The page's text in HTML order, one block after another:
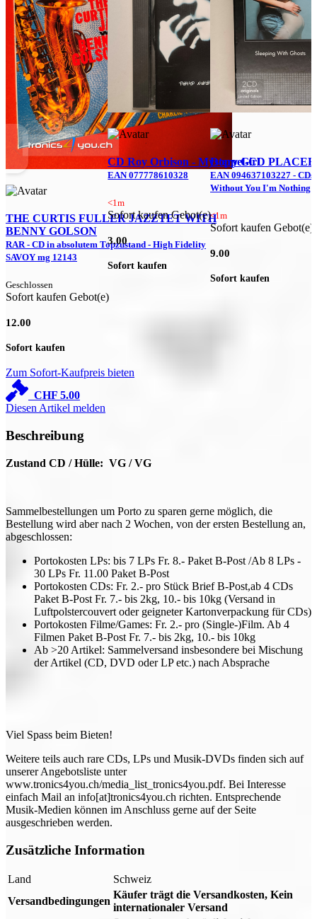
THE CURTIS FULLER JAZZTET WITH
BENNY GOLSON
RAR - CD in absolutem Topzustand - High Fidelity
SAVOY mg 12143
Geschlossen
Sofort kaufen Gebot(e)
12.00
Sofort kaufen
CD Roy Orbison - Mystery Girl
EAN 077778610328
<1m
Sofort kaufen Gebot(e)
3.00
Sofort kaufen
Doppel-CD
EAN 094637103227 -
Without You I'm Nothing
<1m
Sofort kaufen Gebot(e)
9.00
Sofort kaufen
Zum Sofort-Kaufpreis bieten
CHF 5.00
Diesen Artikel melden
Beschreibung
Zustand CD / Hülle: VG / VG
Sammelbestellungen um Porto zu sparen gerne möglich, die
Bestellung wird aber nach 2 Wochen, von der ersten Bestellung an,
abgeschlossen:
Portokosten LPs: bis 7 LPs Fr. 8.- Paket B-Post /Ab 8 LPs -
30 LPs Fr. 11.00 Paket B-Post
Portokosten CDs: Fr. 2.- pro Stück Brief B-Post,ab 4 CDs
Paket B-Post Fr. 7.- bis 2kg, 10.- bis 10kg (Versand in
Luftpolstercouvert oder geigneter Kartonverpackung für CDs)
Portokosten Filme/Games: Fr. 2.- pro (Single-)Film. Ab 4
Filmen Paket B-Post Fr. 7.- bis 2kg, 10.- bis 10kg
Ab >20 Artikel: Sammelversand insbesondere bei Mischung
der Artikel (CD, DVD oder LP etc.) nach Absprache
Viel Spass beim Bieten!
Weitere teils auch rare CDs, LPs und Musik-DVDs finden sich auf
unserer Angebotsliste unter
www.tronics4you.ch/media_list_tronics4you.pdf. Bei Interesse
einfach Mail an info[at]tronics4you.ch richten. Entsprechende
Musik-Medien können im Anschluss gerne auf der Seite
ausgeschrieben werden.
Zusätzliche Information
Land
Schweiz
Versandbedingungen
Käufer trägt die Versandkosten, Kein
internationaler Versand